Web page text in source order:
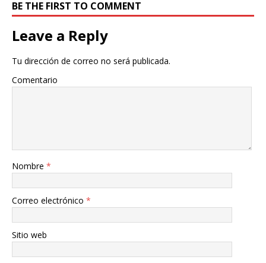
BE THE FIRST TO COMMENT
Leave a Reply
Tu dirección de correo no será publicada.
Comentario
Nombre *
Correo electrónico *
Sitio web